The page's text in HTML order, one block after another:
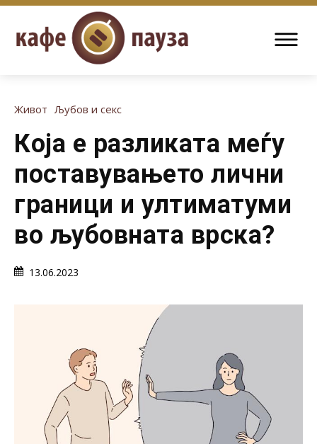
Живот Љубов и секс
Која е разликата меѓу
поставувањето лични
граници и ултиматуми
во љубовната врска?
13.06.2023